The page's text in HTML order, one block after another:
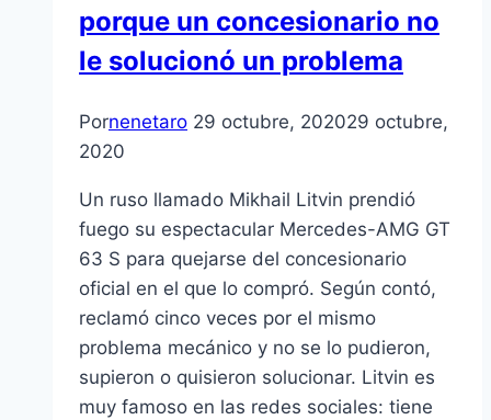
porque un concesionario no
le solucionó un problema
Pornenetaro 29 octubre, 202029 octubre,
2020
Un ruso llamado Mikhail Litvin prendió
fuego su espectacular Mercedes-AMG GT
63 S para quejarse del concesionario
oficial en el que lo compró. Según contó,
reclamó cinco veces por el mismo
problema mecánico y no se lo pudieron,
supieron o quisieron solucionar. Litvin es
muy famoso en las redes sociales: tiene